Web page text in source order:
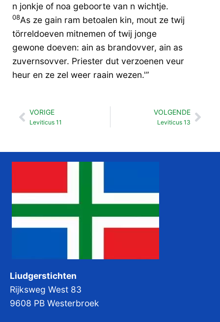
n jonkje of noa geboorte van n wichtje.
08As ze gain ram betoalen kin, mout ze twij
törreldoeven mitnemen of twij jonge
gewone doeven: ain as brandovver, ain as
zuvernsovver. Priester dut verzoenen veur
heur en ze zel weer raain wezen.'”
Vorige
VORIGE
Leviticus 11
VOLGENDE
Leviticus 13
Liudgerstichten
Rijksweg West 83
9608 PB Westerbroek